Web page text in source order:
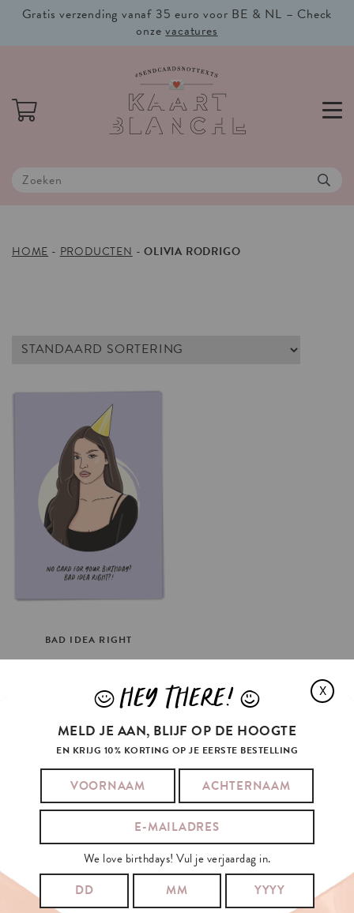
Gratis verzending vanaf 35 euro voor BE & NL – Check
onzevacatures
HOME - PRODUCTEN -OLIVIA RODRIGO
BAD IDEA RIGHT
€3.5
OPTIES SELECTEREN
SCHRIJF JE IN OP ONZE NIEUWSBRIEF
JE E-MAILADRES:
X
JHEY THERE! L
MELD JE AAN, BLIJF OP DE HOOGTE
EN KRIJG 10% KORTING OP JE EERSTE BESTELLING
We love birthdays! Vul je verjaardag in.